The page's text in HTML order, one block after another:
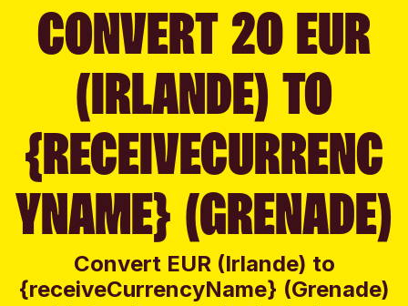
CONVERT 20 EUR
(IRLANDE) TO
{RECEIVECURRENC
YNAME} (GRENADE)
Convert EUR (Irlande) to
{receiveCurrencyName} (Grenade)